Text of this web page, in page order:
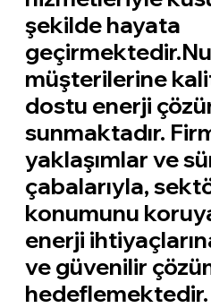
şekilde hayata
müşterilerine
dostu enerji
sunmaktadır.
yaklaşımlar ve
çabalarıyla,
konumunu
enerji
ve güvenilir
hedeflemektedir.